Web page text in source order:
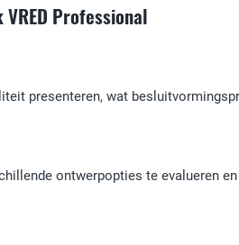
Professional
presenteren, wat
ontwerpopties te evalueren